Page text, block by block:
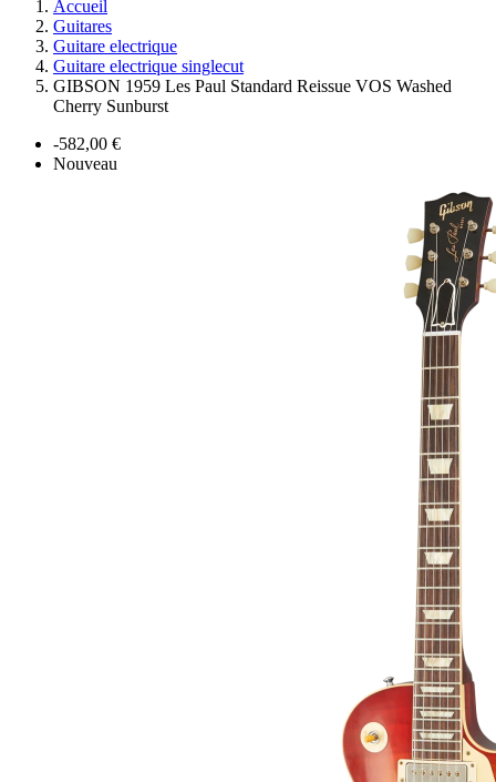
Accueil
Guitares
Guitare electrique
Guitare electrique singlecut
GIBSON 1959 Les Paul Standard Reissue VOS Washed
Cherry Sunburst
-582,00 €
Nouveau